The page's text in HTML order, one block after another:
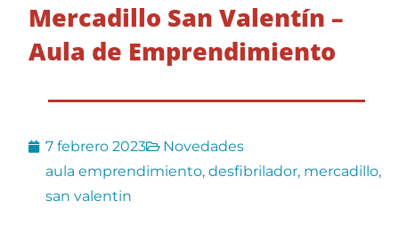
Mercadillo San Valentín –
Aula de Emprendimiento
7 febrero 2023
Novedades
aula emprendimiento, desfibrilador, mercadillo,
san valentin